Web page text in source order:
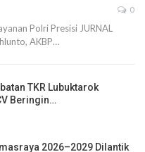
0
Polri Presisi JURNAL
AKBP…
TKR Lubuktarok
Beringin…
2026–2029 Dilantik